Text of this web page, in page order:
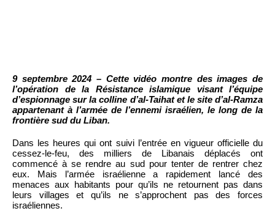
9 septembre 2024 – Cette vidéo montre des images de
l’opération de la Résistance islamique visant l’équipe
d’espionnage sur la colline d’al-Taihat et le site d’al-Ramza
appartenant à l’armée de l’ennemi israélien, le long de la
frontière sud du Liban.
Dans les heures qui ont suivi l’entrée en vigueur officielle du
cessez-le-feu, des milliers de Libanais déplacés ont
commencé à se rendre au sud pour tenter de rentrer chez
eux. Mais l’armée israélienne a rapidement lancé des
menaces aux habitants pour qu’ils ne retournent pas dans
leurs villages et qu’ils ne s’approchent pas des forces
israéliennes.